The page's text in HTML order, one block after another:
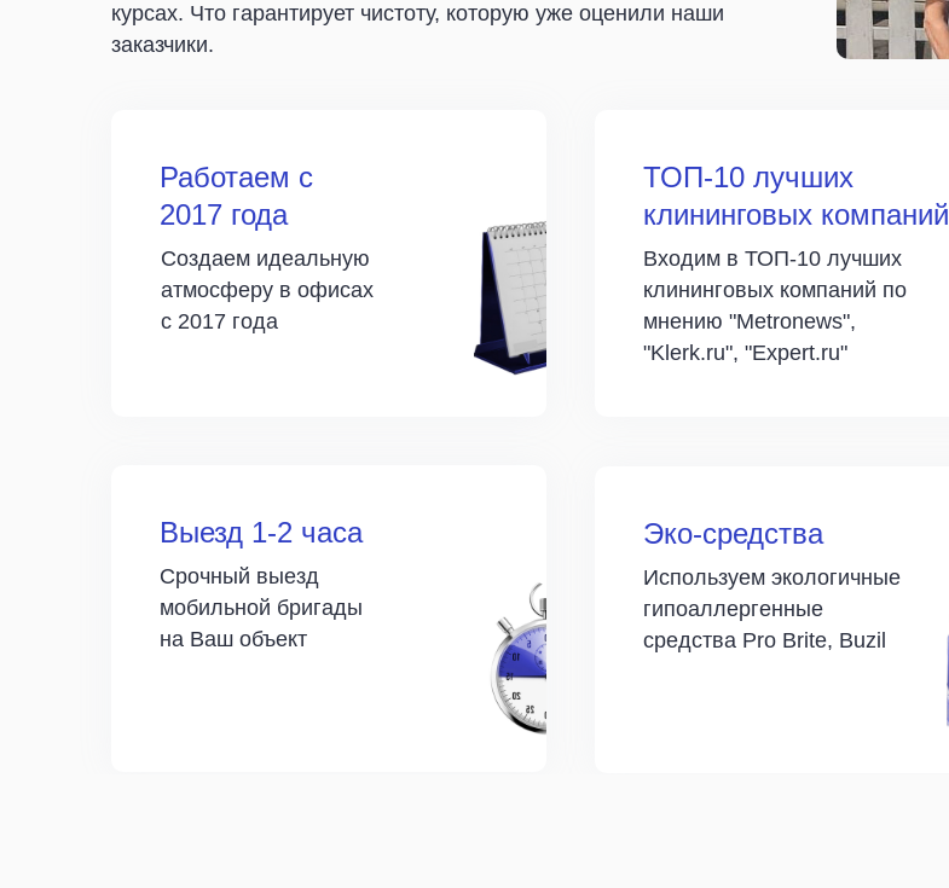
ТОП-10 лучших
клининговых компаний
Входим в ТОП-10 лучших
клининговых компаний по
мнению "Metronews",
"Klerk.ru", "Expert.ru"
Используем экологичные
гипоаллергенные
средства Pro Brite, Buzil
Эко-средства
курсах. Что гарантирует чистоту, которую уже оценили наши
заказчики.
Создаем идеальную
атмосферу в офисах
с 2017 года
Работаем с
2017 года
Срочный выезд
мобильной бригады
на Ваш объект
Выезд 1-2 часа